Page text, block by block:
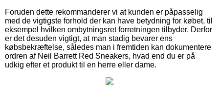
Foruden dette rekommanderer vi at kunden er påpasselig
med de vigtigste forhold der kan have betydning for købet, til
eksempel hvilken ombytningsret forretningen tilbyder. Derfor
er det desuden vigtigt, at man stadig bevarer ens
købsbekræftelse, således man i fremtiden kan dokumentere
ordren af Neil Barrett Red Sneakers, hvad end du er på
udkig efter et produkt til en herre eller dame.